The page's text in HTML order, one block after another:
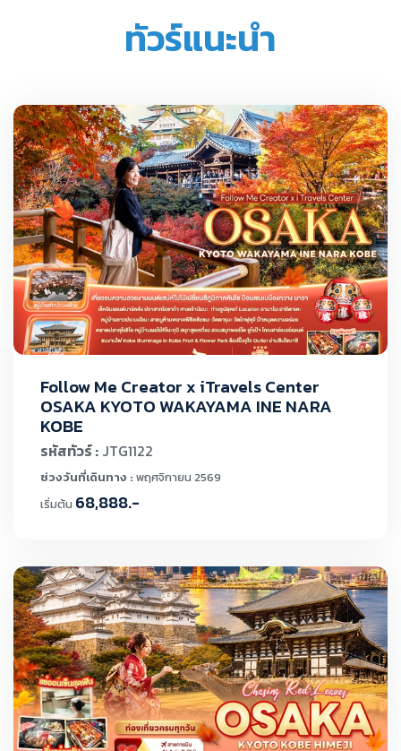
ทัวร์แนะนำ
Follow Me Creator x iTravels Center
OSAKA KYOTO WAKAYAMA INE NARA
KOBE
รหัสทัวร์ : JTG1122
ช่วงวันที่เดินทาง : พฤศจิกายน 2569
เริ่มต้น 68,888.-